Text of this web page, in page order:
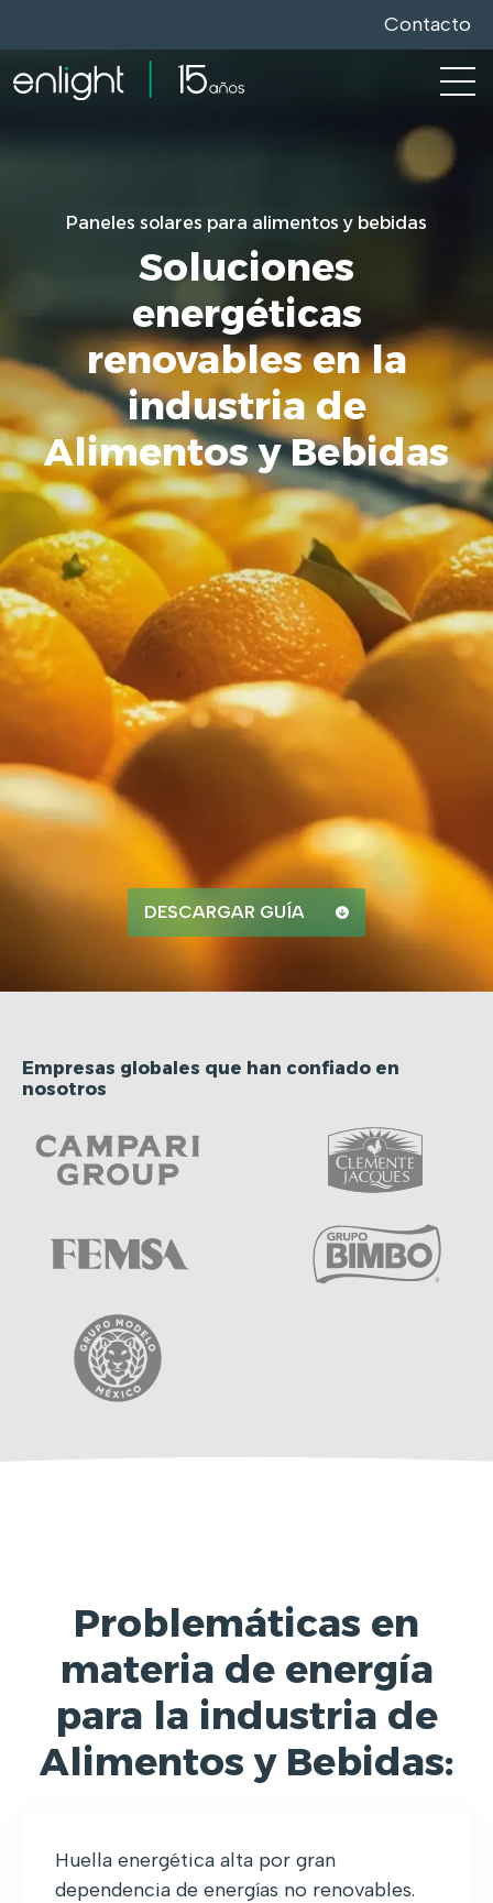
Contacto
Paneles solares para alimentos y bebidas
Soluciones
energéticas
renovables en la
industria de
Alimentos y Bebidas
DESCARGAR GUÍA
Empresas globales que han confiado en
nosotros
Problemáticas en
materia de energía
para la industria de
Alimentos y Bebidas:
Huella energética alta por gran
dependencia de energías no renovables.